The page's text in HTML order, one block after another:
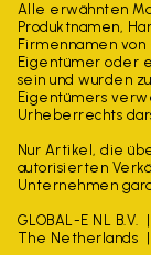
Alle erwähnten
Produktnamen,
Firmennamen
Eigentümer oder
sein und wurden
Eigentümers
Urheberrechts
Nur Artikel, die
autorisierten
Unternehmen
GLOBAL-E NL B.V.
The Netherlands